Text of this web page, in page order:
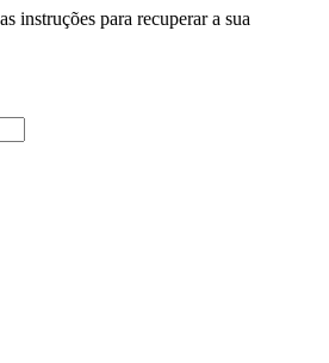
instruções para recuperar a sua